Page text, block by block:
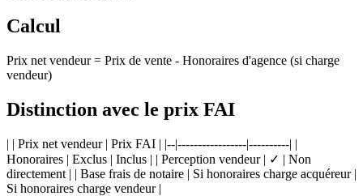
Calcul
Prix net vendeur = Prix de vente - Honoraires d'agence (si charge
vendeur)
Distinction avec le prix FAI
| | Prix net vendeur | Prix FAI | |--|-----------------|----------| |
Honoraires | Exclus | Inclus | | Perception vendeur | ✓ | Non
directement | | Base frais de notaire | Si honoraires charge acquéreur |
Si honoraires charge vendeur |